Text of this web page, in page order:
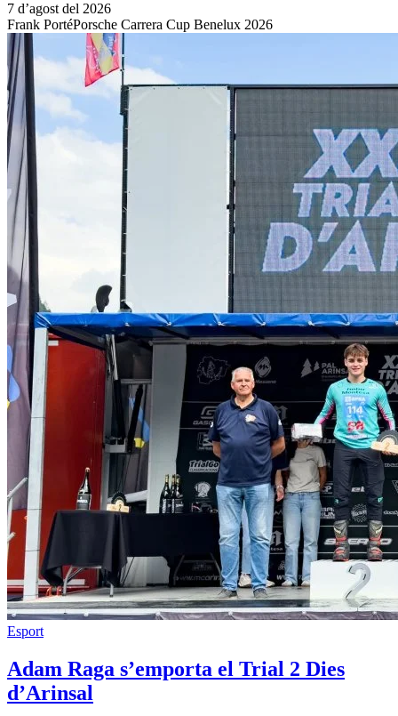
7 d’agost del 2026
Frank PortéPorsche Carrera Cup Benelux 2026
Esport
Adam Raga s’emporta el Trial 2 Dies
d’Arinsal